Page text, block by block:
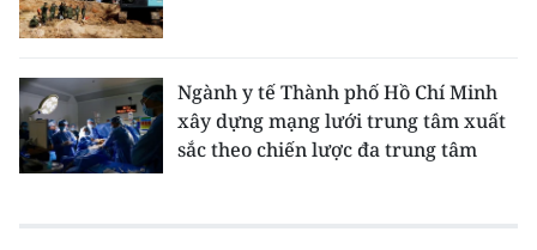
Ngành y tế Thành phố Hồ Chí Minh
xây dựng mạng lưới trung tâm xuất
sắc theo chiến lược đa trung tâm